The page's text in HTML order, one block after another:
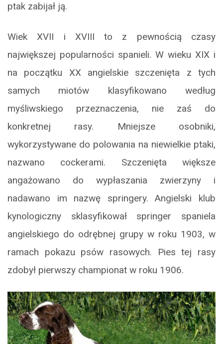
ptak zabijał ją.
Wiek XVII i XVIII to z pewnością czasy
największej popularności spanieli. W wieku XIX i
na początku XX angielskie szczenięta z tych
samych miotów klasyfikowano według
myśliwskiego przeznaczenia, nie zaś do
konkretnej rasy. Mniejsze osobniki,
wykorzystywane do polowania na niewielkie ptaki,
nazwano cockerami. Szczenięta większe
angażowano do wypłaszania zwierzyny i
nadawano im nazwę springery. Angielski klub
kynologiczny sklasyfikował springer spaniela
angielskiego do odrębnej grupy w roku 1903, w
ramach pokazu psów rasowych. Pies tej rasy
zdobył pierwszy championat w roku 1906.